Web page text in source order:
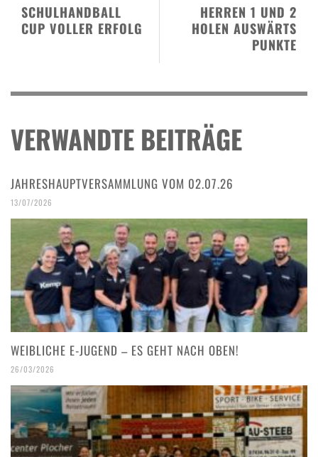
HERREN 1 UND 2
HOLEN AUSWÄRTS
PUNKTE
SCHULHANDBALL
CUP VOLLER ERFOLG
VERWANDTE BEITRÄGE
JAHRESHAUPTVERSAMMLUNG VOM 02.07.26
13/07/2026
WEIBLICHE E-JUGEND – ES GEHT NACH OBEN!
26/03/2026